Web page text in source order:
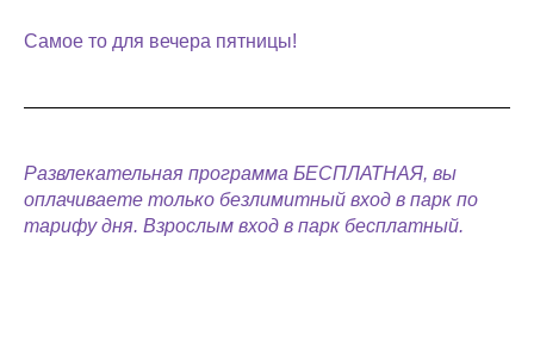
Самое то для вечера пятницы!
Развлекательная программа БЕСПЛАТНАЯ, вы
оплачиваете только безлимитный вход в парк по
тарифу дня. Взрослым вход в парк бесплатный.